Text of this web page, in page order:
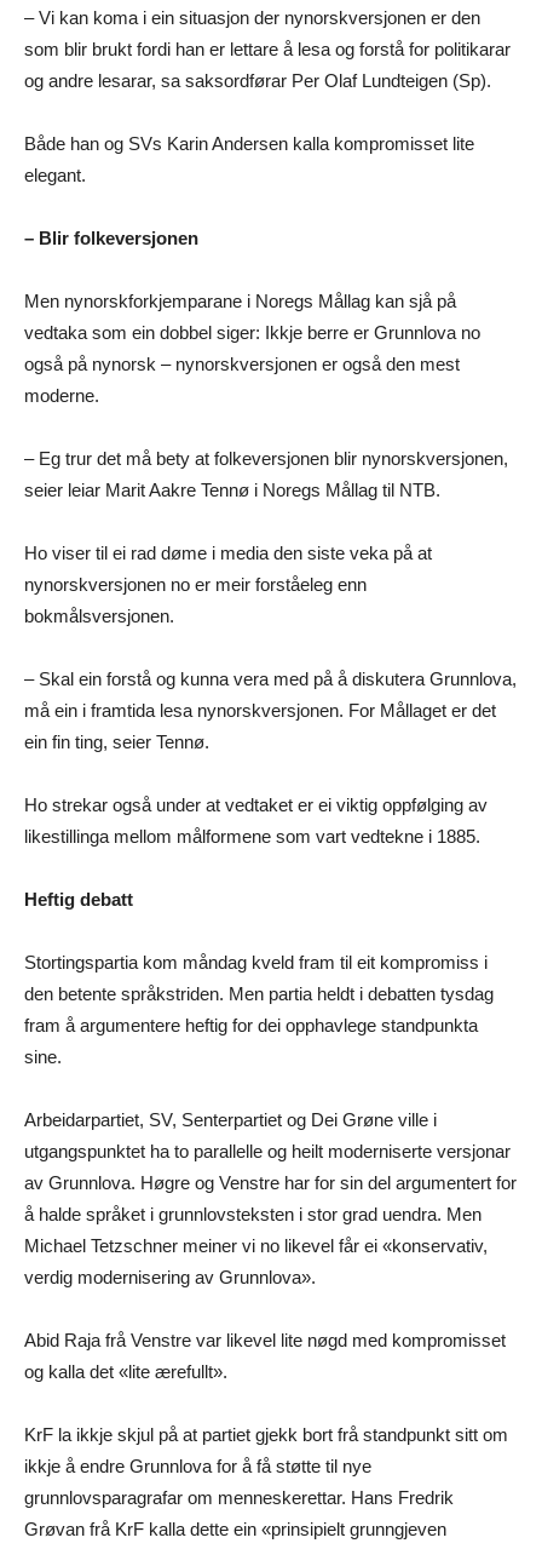
– Vi kan koma i ein situasjon der nynorskversjonen er den
som blir brukt fordi han er lettare å lesa og forstå for politikarar
og andre lesarar, sa saksordførar Per Olaf Lundteigen (Sp).
Både han og SVs Karin Andersen kalla kompromisset lite
elegant.
– Blir folkeversjonen
Men nynorskforkjemparane i Noregs Mållag kan sjå på
vedtaka som ein dobbel siger: Ikkje berre er Grunnlova no
også på nynorsk – nynorskversjonen er også den mest
moderne.
– Eg trur det må bety at folkeversjonen blir nynorskversjonen,
seier leiar Marit Aakre Tennø i Noregs Mållag til NTB.
Ho viser til ei rad døme i media den siste veka på at
nynorskversjonen no er meir forståeleg enn
bokmålsversjonen.
– Skal ein forstå og kunna vera med på å diskutera Grunnlova,
må ein i framtida lesa nynorskversjonen. For Mållaget er det
ein fin ting, seier Tennø.
Ho strekar også under at vedtaket er ei viktig oppfølging av
likestillinga mellom målformene som vart vedtekne i 1885.
Heftig debatt
Stortingspartia kom måndag kveld fram til eit kompromiss i
den betente språkstriden. Men partia heldt i debatten tysdag
fram å argumentere heftig for dei opphavlege standpunkta
sine.
Arbeidarpartiet, SV, Senterpartiet og Dei Grøne ville i
utgangspunktet ha to parallelle og heilt moderniserte versjonar
av Grunnlova. Høgre og Venstre har for sin del argumentert for
å halde språket i grunnlovsteksten i stor grad uendra. Men
Michael Tetzschner meiner vi no likevel får ei «konservativ,
verdig modernisering av Grunnlova».
Abid Raja frå Venstre var likevel lite nøgd med kompromisset
og kalla det «lite ærefullt».
KrF la ikkje skjul på at partiet gjekk bort frå standpunkt sitt om
ikkje å endre Grunnlova for å få støtte til nye
grunnlovsparagrafar om menneskerettar. Hans Fredrik
Grøvan frå KrF kalla dette ein «prinsipielt grunngjeven